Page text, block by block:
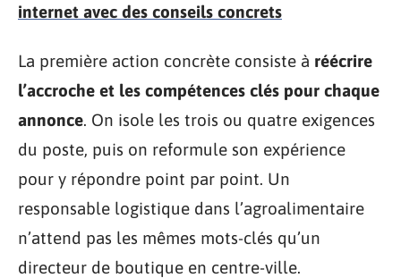
internet avec des conseils concrets
La première action concrète consiste à réécrire
l’accroche et les compétences clés pour chaque
annonce. On isole les trois ou quatre exigences
du poste, puis on reformule son expérience
pour y répondre point par point. Un
responsable logistique dans l’agroalimentaire
n’attend pas les mêmes mots-clés qu’un
directeur de boutique en centre-ville.